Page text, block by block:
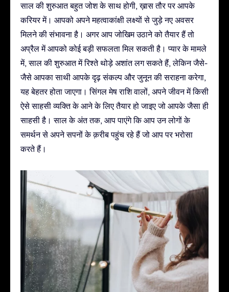
साल की शुरुआत बहुत जोश के साथ होगी, ख़ास तौर पर आपके
करियर में। आपको अपने महत्वाकांक्षी लक्ष्यों से जुड़े नए अवसर
मिलने की संभावना है। अगर आप जोखिम उठाने को तैयार हैं तो
अप्रैल में आपको कोई बड़ी सफलता मिल सकती है। प्यार के मामले
में, साल की शुरुआत में रिश्ते थोड़े अशांत लग सकते हैं, लेकिन जैसे-
जैसे आपका साथी आपके दृढ़ संकल्प और जुनून की सराहना करेगा,
यह बेहतर होता जाएगा। सिंगल मेष राशि वालों, अपने जीवन में किसी
ऐसे साहसी व्यक्ति के आने के लिए तैयार हो जाइए जो आपके जैसा ही
साहसी है। साल के अंत तक, आप पाएंगे कि आप उन लोगों के
समर्थन से अपने सपनों के क़रीब पहुंच रहे हैं जो आप पर भरोसा
करते हैं।